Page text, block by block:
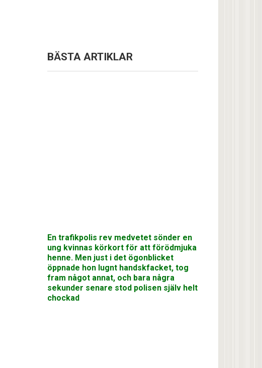
BÄSTA ARTIKLAR
En trafikpolis rev medvetet sönder en
ung kvinnas körkort för att förödmjuka
henne. Men just i det ögonblicket
öppnade hon lugnt handskfacket, tog
fram något annat, och bara några
sekunder senare stod polisen själv helt
chockad